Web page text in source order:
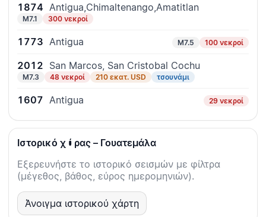
1874 Antigua,Chimaltenango,Amatitlan
M7.1 300 νεκροί
1773 Antigua M7.5 100 νεκροί
2012 San Marcos, San Cristobal Cochu
M7.3 48 νεκροί 210 εκατ. USD τσουνάμι
1607 Antigua 29 νεκροί
Ιστορικό χώρας – Γουατεμάλα
Εξερευνήστε το ιστορικό σεισμών με φίλτρα
(μέγεθος, βάθος, εύρος ημερομηνιών).
Άνοιγμα ιστορικού χάρτη